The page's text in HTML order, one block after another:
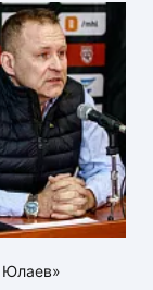
Юлаев»